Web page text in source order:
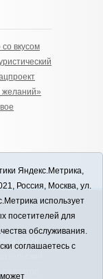
вкусом
желаний»
2026
Яндекс.Метрика,
Россия, Москва, ул.
использует
посетителей для
обслуживания.
соглашаетесь с